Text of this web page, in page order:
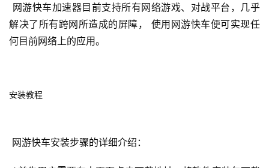
解决了所有跨网所造成的屏障， 使用网游快车便可实现任
何目前网络上的应用。
安装教程
网游快车安装步骤的详细介绍：